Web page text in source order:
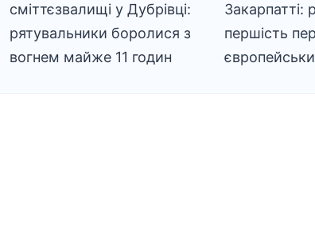
сміттєзвалищі у Дубрівці:
рятувальники боролися з
вогнем майже 11 годин
Закарпатті:
першість